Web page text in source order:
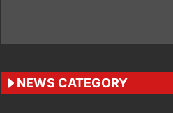
NEWS CATEGORY